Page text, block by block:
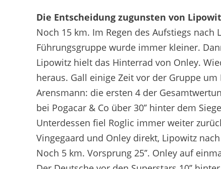
Die Entscheidung zugunsten von
Noch 15 km. Im Regen des Aufstiegs
Führungsgruppe wurde immer kleiner.
Lipowitz hielt das Hinterrad von Onley.
heraus. Gall einige Zeit vor der Gruppe um
Arensmann: die ersten 4 der
bei Pogacar & Co über 30’’ hinter dem
Unterdessen fiel Roglic immer weiter
Vingegaard und Onley direkt, Lipowitz
Noch 5 km. Vorsprung 25’’. Onley auf